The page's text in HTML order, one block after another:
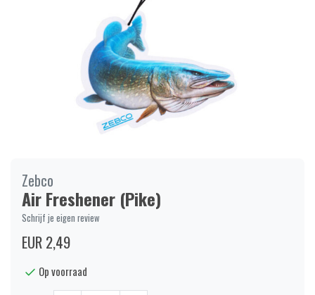
Zebco
Air Freshener (Pike)
Schrijf je eigen review
EUR 2,49
Op voorraad